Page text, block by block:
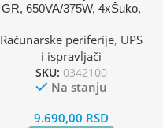
GR, 650VA/375W, 4xŠuko,
Računarske periferije, UPS
i ispravljači
SKU: 0342100
Na stanju
9.690,00 RSD